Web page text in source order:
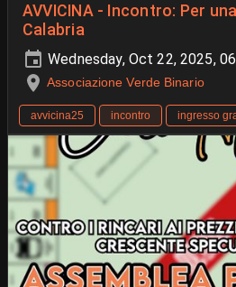
AVVICINA - Incontro: Per
Calabria
Wednesday, Oct 22, 2025,
Associazione Verde Binario
avvicina25 incontro ingresso